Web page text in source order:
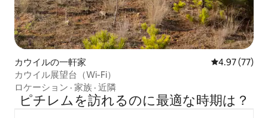
カウイルの一軒家 レビュー77
4.97 (77)
カウイル展望台（Wi-Fi）
ロケーション · 家族 · 近隣
ピチレムを訪⁠れ⁠るの⁠に最⁠適⁠な時⁠期⁠は⁠？